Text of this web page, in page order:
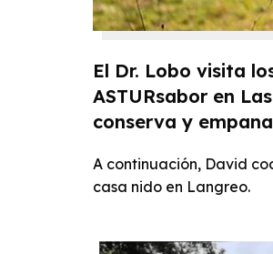
El Dr. Lobo visita
ASTURsabor en
conserva y
A continuación, David
casa nido en Langreo.